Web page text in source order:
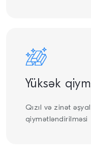
Yüksək
Qızıl və zinət
qiymətləndirilməsi